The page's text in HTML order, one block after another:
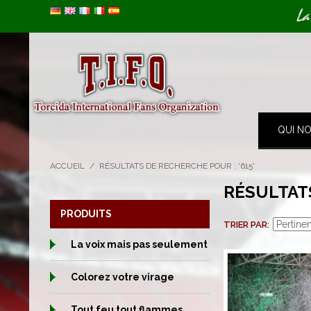
QUI
ACCUEIL / RÉSULTATS DE RECHERCHE POUR : '615'
TRIER PAR
PRODUITS
La voix mais pas seulement
Colorez votre virage